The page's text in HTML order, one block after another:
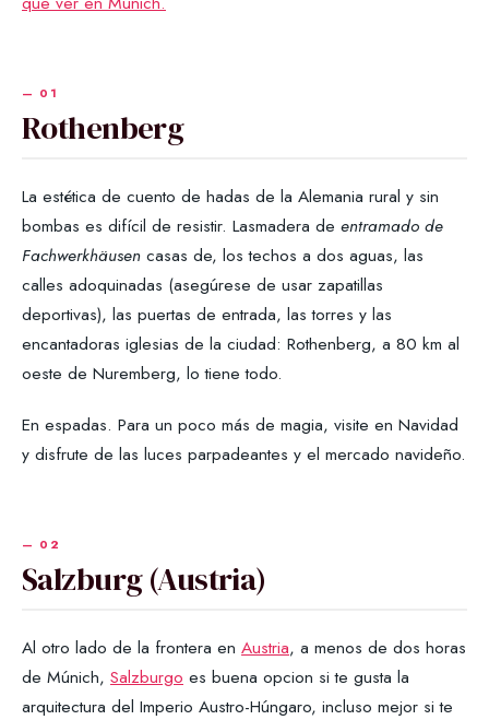
Rothenberg
La estética de cuento de hadas de la Alemania rural y sin
bombas es difícil de resistir. Lasmadera de entramado de
Fachwerkhäusen casas de, los techos a dos aguas, las
calles adoquinadas (asegúrese de usar zapatillas
deportivas), las puertas de entrada, las torres y las
encantadoras iglesias de la ciudad: Rothenberg, a 80 km al
oeste de Nuremberg, lo tiene todo.
En espadas. Para un poco más de magia, visite en Navidad
y disfrute de las luces parpadeantes y el mercado navideño.
Salzburg (Austria)
Al otro lado de la frontera en Austria, a menos de dos horas
de Múnich, Salzburgo es buena opcion si te gusta la
arquitectura del Imperio Austro-Húngaro, incluso mejor si te